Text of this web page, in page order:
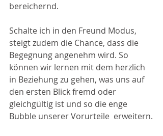
bereichernd.
Schalte ich in den Freund Modus,
steigt zudem die Chance, dass die
Begegnung angenehm wird. So
können wir lernen mit dem herzlich
in Beziehung zu gehen, was uns auf
den ersten Blick fremd oder
gleichgültig ist und so die enge
Bubble unserer Vorurteile  erweitern.